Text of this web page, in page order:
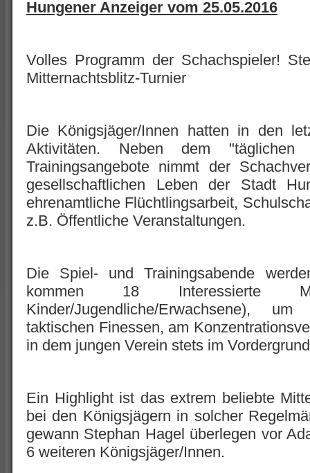
Hungener Anzeiger vom 25.05.2016
Volles Programm der Schachspieler!
Mitternachtsblitz-Turnier
Die Königsjäger/Innen hatten in den
Aktivitäten. Neben dem
Trainingsangebote nimmt der
gesellschaftlichen Leben der Stadt
ehrenamtliche Flüchtlingsarbeit,
z.B. Öffentliche Veranstaltungen.
Die Spiel- und Trainingsabende
kommen 18 Interessierte
Kinder/Jugendliche/Erwachsene),
taktischen Finessen, am
in dem jungen Verein stets im
Ein Highlight ist das extrem beliebte
bei den Königsjägern in solcher
gewann Stephan Hagel überlegen vor
6 weiteren Königsjäger/Innen.